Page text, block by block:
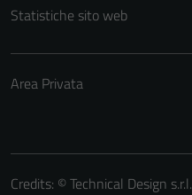
Statistiche sito web
Area Privata
Credits: ©Technical Design s.r.l.